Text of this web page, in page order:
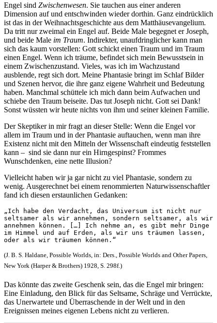
Engel sind Zwischenwesen. Sie tauchen aus einer anderen
Dimension auf und entschwinden wieder dorthin. Ganz eindrücklich
ist das in der Weihnachtsgeschichte aus dem Matthäusevangelium.
Da tritt nur zweimal ein Engel auf. Beide Male begegnet er Joseph,
und beide Male im Traum. Indirekter, unaufdringlicher kann man
sich das kaum vorstellen: Gott schickt einen Traum und im Traum
einen Engel. Wenn ich träume, befindet sich mein Bewusstsein in
einem Zwischenzustand. Vieles, was ich im Wachzustand
ausblende, regt sich dort. Meine Phantasie bringt im Schlaf Bilder
und Szenen hervor, die ihre ganz eigene Wahrheit und Bedeutung
haben. Manchmal schüttele ich mich dann beim Aufwachen und
schiebe den Traum beiseite. Das tut Joseph nicht. Gott sei Dank!
Sonst wüssten wir heute nichts von ihm und seiner kleinen Familie.
Der Skeptiker in mir fragt an dieser Stelle: Wenn die Engel vor
allem im Traum und in der Phantasie auftauchen, wenn man ihre
Existenz nicht mit den Mitteln der Wissenschaft eindeutig feststellen
kann – sind sie dann nur ein Hirngespinst? Frommes
Wunschdenken, eine nette Illusion?
Vielleicht haben wir ja gar nicht zu viel Phantasie, sondern zu
wenig. Ausgerechnet bei einem renommierten Naturwissenschaftler
fand ich diesen erstaunlichen Gedanken:
„Ich habe den Verdacht, das Universum ist nicht nur
seltsamer als wir annehmen, sondern seltsamer, als wir
annehmen können. […] Ich nehme an, es gibt mehr Dinge
im Himmel und auf Erden, als wir uns träumen lassen,
oder als wir träumen können.“
(J. B. S. Haldane, Possible Worlds, in: Ders., Possible Worlds and Other Papers,
New York (Harper & Brothers) 1928, S. 298f.)
Das könnte das zweite Geschenk sein, das die Engel mir bringen:
Eine Einladung, den Blick für das Seltsame, Schräge und Verrückte,
das Unerwartete und Überraschende in der Welt und in den
Ereignissen meines eigenen Lebens nicht zu verlieren.